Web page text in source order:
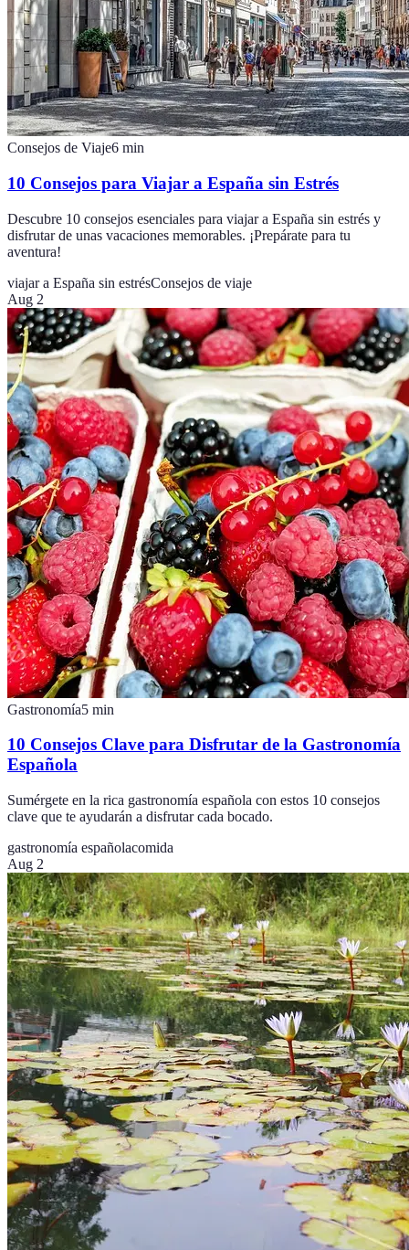
Consejos de Viaje6 min
10 Consejos para Viajar a España sin Estrés
Descubre 10 consejos esenciales para viajar a España sin estrés y
disfrutar de unas vacaciones memorables. ¡Prepárate para tu
aventura!
viajar a España sin estrésConsejos de viaje
Aug 2
Gastronomía5 min
10 Consejos Clave para Disfrutar de la Gastronomía
Española
Sumérgete en la rica gastronomía española con estos 10 consejos
clave que te ayudarán a disfrutar cada bocado.
gastronomía españolacomida
Aug 2